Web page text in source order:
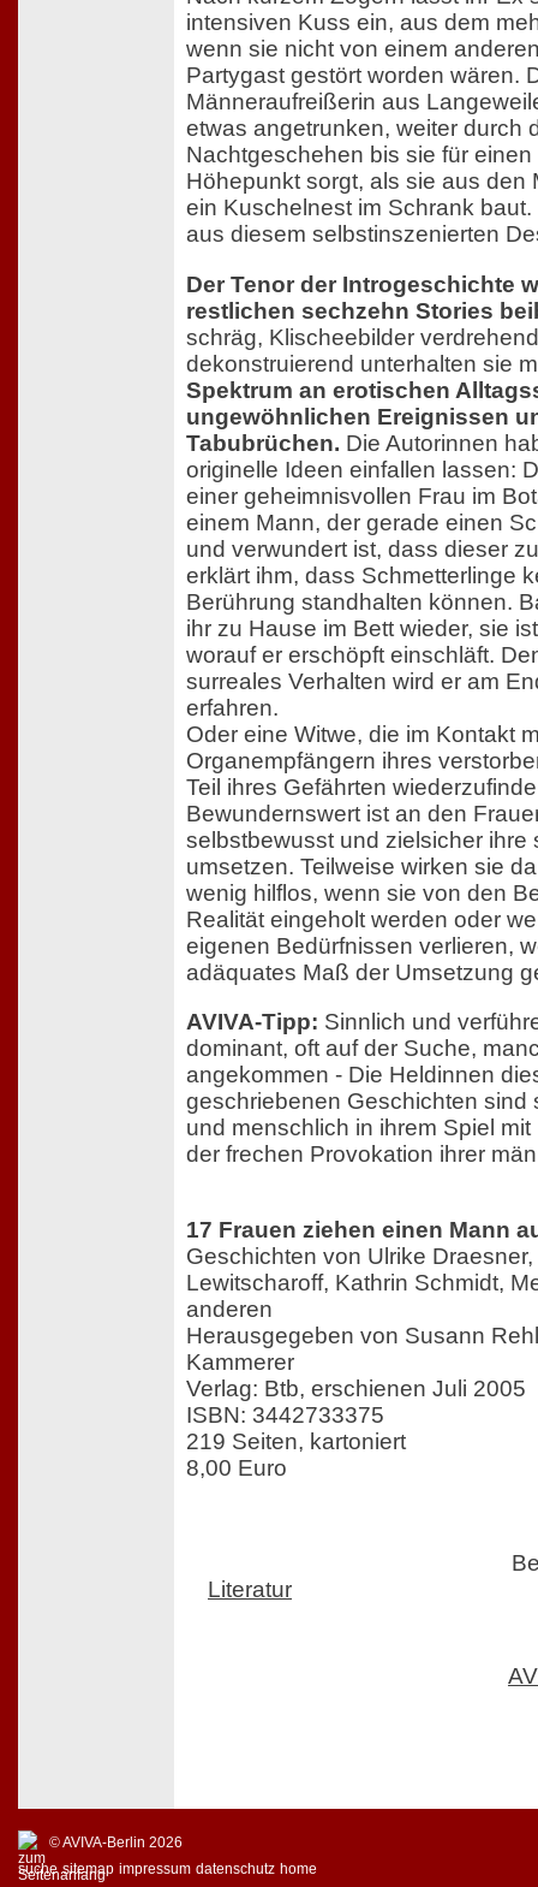
intensiven Kuss ein, aus dem
wenn sie nicht von einem
Partygast gestört worden wären.
Männeraufreißerin aus
etwas angetrunken, weiter durch
Nachtgeschehen bis sie für
Höhepunkt sorgt, als sie aus den
ein Kuschelnest im Schrank
aus diesem selbstinszenierten
Der Tenor der Introgeschichte
restlichen sechzehn Stories
schräg, Klischeebilder
dekonstruierend unterhalten sie
Spektrum an erotischen
ungewöhnlichen Ereignissen
Tabubrüchen. Die Autorinnen
originelle Ideen einfallen lassen:
einer geheimnisvollen Frau im
einem Mann, der gerade einen
und verwundert ist, dass dieser
erklärt ihm, dass Schmetterlinge
Berührung standhalten können.
ihr zu Hause im Bett wieder, sie
worauf er erschöpft einschläft.
surreales Verhalten wird er am
erfahren.
Oder eine Witwe, die im Kontakt
Organempfängern ihres
Teil ihres Gefährten
Bewundernswert ist an den
selbstbewusst und zielsicher ihre
umsetzen. Teilweise wirken sie
wenig hilflos, wenn sie von den
Realität eingeholt werden oder
eigenen Bedürfnissen verlieren,
adäquates Maß der Umsetzung
AVIVA-Tipp: Sinnlich und
dominant, oft auf der Suche,
angekommen - Die Heldinnen
geschriebenen Geschichten sind
und menschlich in ihrem Spiel
der frechen Provokation ihrer
17 Frauen ziehen einen Mann
Geschichten von Ulrike
Lewitscharoff, Kathrin Schmidt,
anderen
Herausgegeben von Susann
Kammerer
Verlag: Btb, erschienen Juli 2005
ISBN: 3442733375
219 Seiten, kartoniert
8,00 Euro
Literatur
© AVIVA-Berlin 2026
suche sitemap impressum datenschutz home